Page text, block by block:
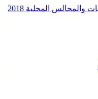
والمجالس المحلية 2018